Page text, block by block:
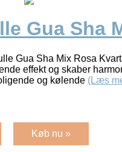
Gua Sha
Gua Sha Mix Rosa
effekt og skaber
og kølende (Læs
Køb nu »